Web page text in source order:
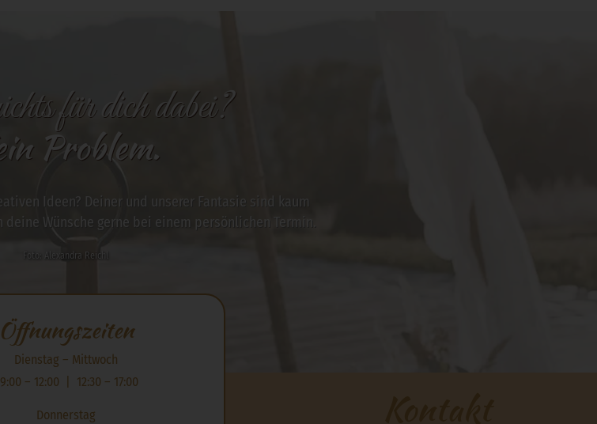
für dich dabei?
Problem.
Ideen? Deiner und unserer Fantasie sind kaum
deine Wünsche gerne bei einem persönlichen Termin.
Foto: Alexandra Reichl
Öffnungszeiten
Dienstag – Mittwoch
– 12:00 | 12:30 – 17:00
Donnerstag